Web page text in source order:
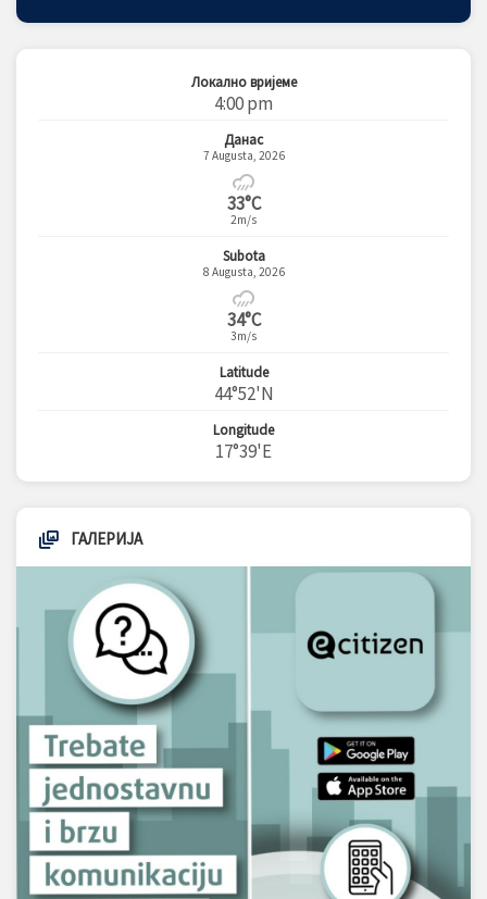
Локално вријеме
4:00 pm
Данас
7 Augusta, 2026
33°C
2m/s
Subota
8 Augusta, 2026
34°C
3m/s
Latitude
44°52'N
Longitude
17°39'E
ГАЛЕРИЈА